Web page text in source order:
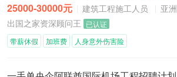
25000-30000元 建筑工程施工人员
亚洲
出国之家资深顾问王 已认证
带薪休假 加班费 人身意外伤害险